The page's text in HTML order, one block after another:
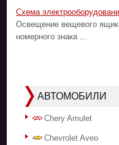
Cхема
Освещение вещевого
номерного знака ...
АВТОМОБИЛИ
Chery Amulet
Chevrolet Aveo